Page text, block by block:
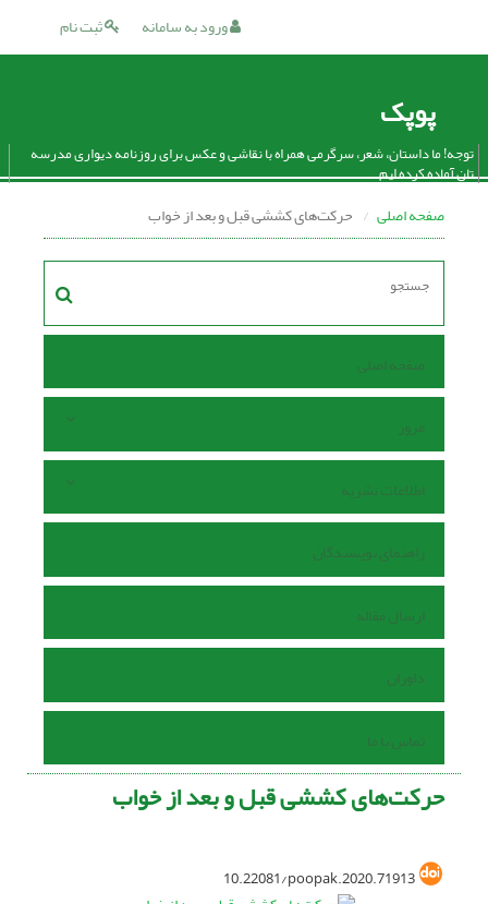
ثبت نام ورود به سامانه
پوپک
توجه! ما داستان، شعر، سرگرمی همراه با نقاشی و عکس برای روزنامه دیواری مدرسه
تان آماده کرده ایم.
صفحه اصلی حرکت‌های کششی قبل و بعد از خواب
صفحه اصلی
مرور
اطلاعات نشریه
راهنمای نویسندگان
ارسال مقاله
داوران
تماس با ما
حرکت‌های کششی قبل و بعد از خواب
10.22081/poopak.2020.71913